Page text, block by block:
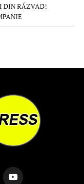
DIN RĂZVAD!
YouTube